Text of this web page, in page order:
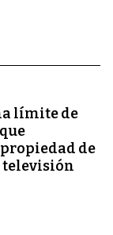
límite de
de
televisión